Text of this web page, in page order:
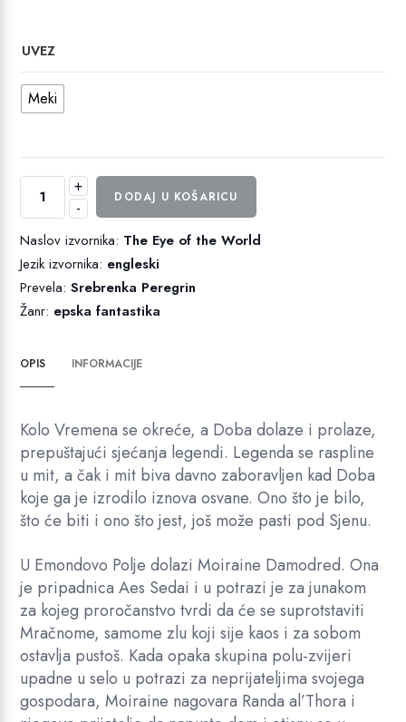
UVEZ
Meki
-
Oko
količina
+
DODAJ U KOŠARICU
Naslov izvornika: The Eye of the World
Jezik izvornika: engleski
Prevela:Srebrenka Peregrin
Žanr: epska fantastika
OPIS INFORMACIJE
Kolo Vremena se okreće, a Doba dolaze i prolaze,
prepuštajući sjećanja legendi. Legenda se raspline
u mit, a čak i mit biva davno zaboravljen kad Doba
koje ga je izrodilo iznova osvane. Ono što je bilo,
što će biti i ono što jest, još može pasti pod Sjenu.
U Emondovo Polje dolazi Moiraine Damodred. Ona
je pripadnica Aes Sedai i u potrazi je za junakom
za kojeg proročanstvo tvrdi da će se suprotstaviti
Mračnome, samome zlu koji sije kaos i za sobom
ostavlja pustoš. Kada opaka skupina polu-zvijeri
upadne u selo u potrazi za neprijateljima svojega
gospodara, Moiraine nagovara Randa al’Thora i